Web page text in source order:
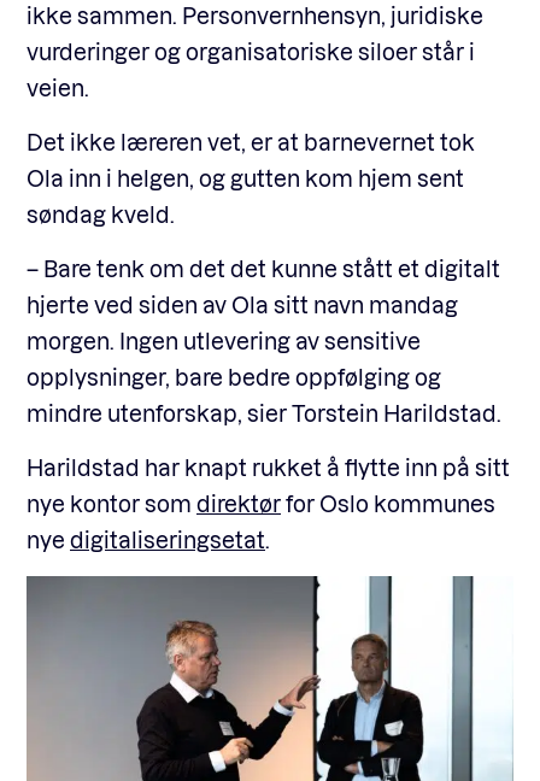
ikke sammen. Personvernhensyn, juridiske
vurderinger og organisatoriske siloer står i
veien.
Det ikke læreren vet, er at barnevernet tok
Ola inn i helgen, og gutten kom hjem sent
søndag kveld.
– Bare tenk om det det kunne stått et digitalt
hjerte ved siden av Ola sitt navn mandag
morgen. Ingen utlevering av sensitive
opplysninger, bare bedre oppfølging og
mindre utenforskap, sier Torstein Harildstad.
Harildstad har knapt rukket å flytte inn på sitt
nye kontor som direktørfor Oslo kommunes
nye digitaliseringsetat